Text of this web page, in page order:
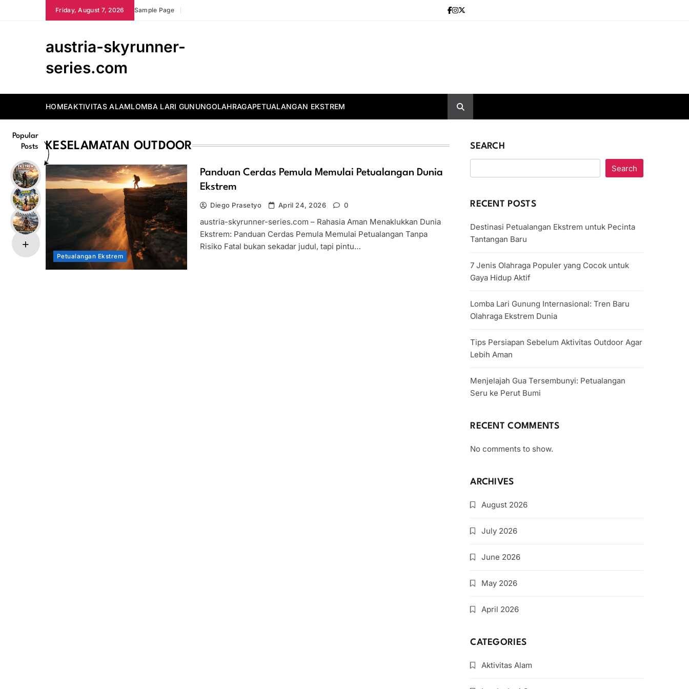
Friday, August 7, 2026 Sample Page
austria-skyrunner-
series.com
HOMEAKTIVITAS ALAMLOMBA LARI GUNUNGOLAHRAGAPETUALANGAN EKSTREM
Popular
Posts
KESELAMATAN OUTDOOR
Petualangan Ekstrem
Panduan Cerdas Pemula Memulai Petualangan Dunia
Ekstrem
Diego Prasetyo April 24, 2026 0
austria-skyrunner-series.com – Rahasia Aman Menaklukkan Dunia
Ekstrem: Panduan Cerdas Pemula Memulai Petualangan Tanpa
Risiko Fatal bukan sekadar judul, tapi pintu…
SEARCH
Search
RECENT POSTS
Destinasi Petualangan Ekstrem untuk Pecinta
Tantangan Baru
7 Jenis Olahraga Populer yang Cocok untuk
Gaya Hidup Aktif
Lomba Lari Gunung Internasional: Tren Baru
Olahraga Ekstrem Dunia
Tips Persiapan Sebelum Aktivitas Outdoor Agar
Lebih Aman
Menjelajah Gua Tersembunyi: Petualangan
Seru ke Perut Bumi
RECENT COMMENTS
No comments to show.
ARCHIVES
August 2026
July 2026
June 2026
May 2026
April 2026
CATEGORIES
Aktivitas Alam